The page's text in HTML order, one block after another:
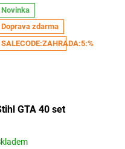
Novinka
Doprava zdarma
SALECODE:ZAHRADA:5:%
GTA 40 set